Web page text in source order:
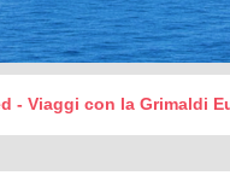
- Viaggi con la Grimaldi